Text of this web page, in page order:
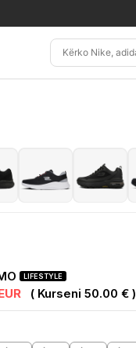
LIFESTYLE
( Kurseni 50.00 € )